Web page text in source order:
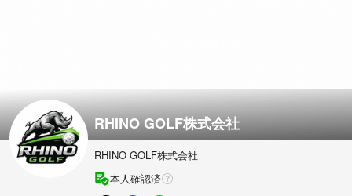
RHINO GOLF株式会社
RHINO GOLF株式会社
本人確認済